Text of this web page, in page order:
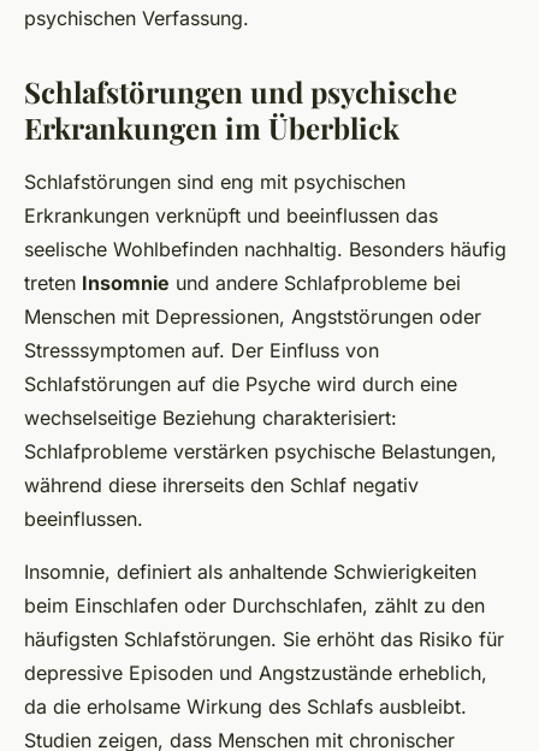
psychischen Verfassung.
Schlafstörungen und psychische
Erkrankungen im Überblick
Schlafstörungen sind eng mit psychischen
Erkrankungen verknüpft und beeinflussen das
seelische Wohlbefinden nachhaltig. Besonders häufig
treten Insomnie und andere Schlafprobleme bei
Menschen mit Depressionen, Angststörungen oder
Stresssymptomen auf. Der Einfluss von
Schlafstörungen auf die Psyche wird durch eine
wechselseitige Beziehung charakterisiert:
Schlafprobleme verstärken psychische Belastungen,
während diese ihrerseits den Schlaf negativ
beeinflussen.
Insomnie, definiert als anhaltende Schwierigkeiten
beim Einschlafen oder Durchschlafen, zählt zu den
häufigsten Schlafstörungen. Sie erhöht das Risiko für
depressive Episoden und Angstzustände erheblich,
da die erholsame Wirkung des Schlafs ausbleibt.
Studien zeigen, dass Menschen mit chronischer